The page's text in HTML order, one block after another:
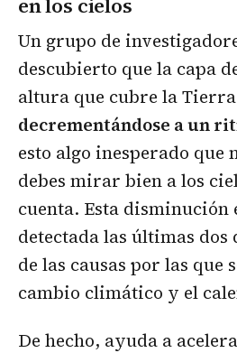
Un grupo de
descubierto que la capa
altura que cubre la Tierra
decrementándose a un
esto algo inesperado que
debes mirar bien a los
cuenta. Esta disminución
detectada las últimas dos
de las causas por las que
cambio climático y el
De hecho, ayuda a